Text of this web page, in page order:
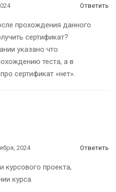
Ответить
прохождения данного
сертификат?
указано что
теста, а в
сертификат «нет».
2024 Ответить
курсового проекта,
курса.